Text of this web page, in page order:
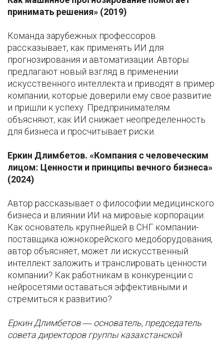
принимать решения» (2019)
Команда зарубежных профессоров
рассказывает, как применять ИИ для
прогнозирования и автоматизации. Авторы
предлагают новый взгляд в применении
искусственного интеллекта и приводят в пример
компании, которые доверили ему свое развитие
и пришли к успеху. Предпринимателям
объясняют, как ИИ снижает неопределенность
для бизнеса и просчитывает риски.
Еркин Длимбетов. «Компания с человеческим
лицом: Ценности и принципы вечного бизнеса»
(2024)
Автор рассказывает о философии медицинского
бизнеса и влиянии ИИ на мировые корпорации.
Как основатель крупнейшей в СНГ компании-
поставщика южнокорейского медоборудования,
автор объясняет, может ли искусственный
интеллект заложить и транслировать ценности
компании? Как работникам в конкуренции с
нейросетями оставаться эффективными и
стремиться к развитию?
Еркин Длимбетов ― основатель, председатель
совета директоров группы казахстанской